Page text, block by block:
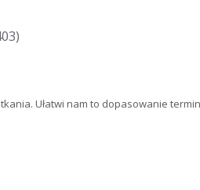
Ułatwi nam to dopasowanie